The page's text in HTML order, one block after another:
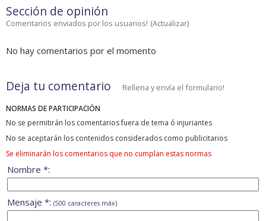
Sección de opinión
Comentarios enviados por los usuarios! (Actualizar)
No hay comentarios por el momento
Deja tu comentario Rellena y envía el formulario!
NORMAS DE PARTICIPACIÓN
No se permitirán los comentarios fuera de tema ó injuriantes
No se aceptarán los contenidos considerados como publicitarios
Se eliminarán los comentarios que no cumplan estas normas
Nombre *:
Mensaje *: (500 caracteres máx)